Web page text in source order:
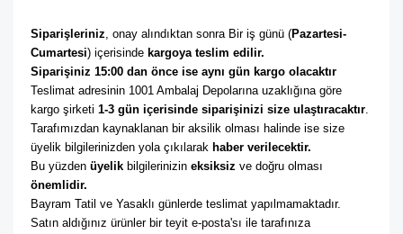
Siparişleriniz, onay alındıktan sonra Bir iş günü (Pazartesi-
Cumartesi) içerisinde kargoya teslim edilir.
Siparişiniz 15:00 dan önce ise aynı gün kargo olacaktır
Teslimat adresinin 1001 Ambalaj Depolarına uzaklığına göre
kargo şirketi 1-3 gün içerisinde siparişinizi size ulaştıracaktır.
Tarafımızdan kaynaklanan bir aksilik olması halinde ise size
üyelik bilgilerinizden yola çıkılarak haber verilecektir.
Bu yüzden üyelik bilgilerinizin eksiksiz
önemlidir.
Bayram Tatil ve Yasaklı günlerde teslimat yapılmamaktadır.
Satın aldığınız ürünler bir teyit e-posta'sı ile tarafınıza